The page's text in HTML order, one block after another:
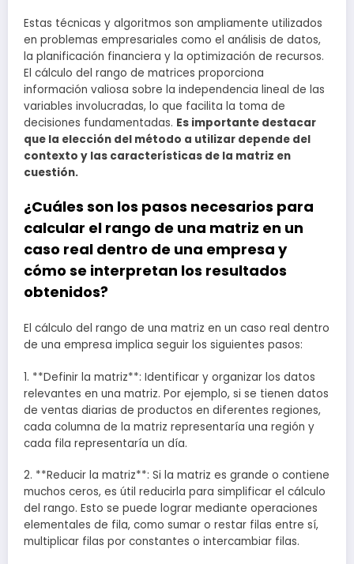
Estas técnicas y algoritmos son ampliamente utilizados
en problemas empresariales como el análisis de datos,
la planificación financiera y la optimización de recursos.
El cálculo del rango de matrices proporciona
información valiosa sobre la independencia lineal de las
variables involucradas, lo que facilita la toma de
decisiones fundamentadas. Es importante destacar
que la elección del método a utilizar depende del
contexto y las características de la matriz en
cuestión.
¿Cuáles son los pasos necesarios para
calcular el rango de una matriz en un
caso real dentro de una empresa y
cómo se interpretan los resultados
obtenidos?
El cálculo del rango de una matriz en un caso real dentro
de una empresa implica seguir los siguientes pasos:
1. **Definir la matriz**: Identificar y organizar los datos
relevantes en una matriz. Por ejemplo, si se tienen datos
de ventas diarias de productos en diferentes regiones,
cada columna de la matriz representaría una región y
cada fila representaría un día.
2. **Reducir la matriz**: Si la matriz es grande o contiene
muchos ceros, es útil reducirla para simplificar el cálculo
del rango. Esto se puede lograr mediante operaciones
elementales de fila, como sumar o restar filas entre sí,
multiplicar filas por constantes o intercambiar filas.